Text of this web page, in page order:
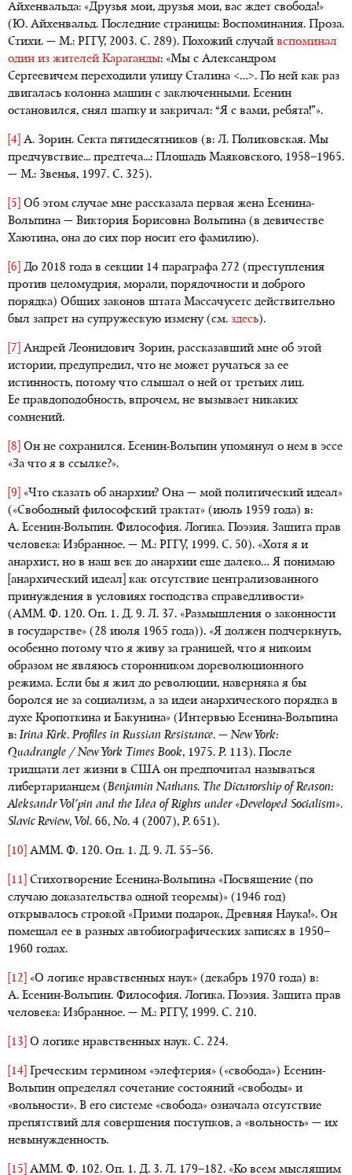
Айхенвальда: «Друзья мои, друзья мои, вас ждет свобода!»
(Ю. Айхенвальд. Последние страницы: Воспоминания. Проза.
Стихи. — М.: РГГУ, 2003. C. 289). Похожий случай вспоминал
один из жителей Караганды: «Мы с Александром
Сергеевичем переходили улицу Сталина <…>. По ней как раз
двигалась колонна машин с заключенными. Есенин
остановился, снял шапку и закричал: “Я с вами, ребята!”».
[4] А. Зорин. Секта пятидесятников (в: Л. Поликовская. Мы
предчувствие... предтеча...: Площадь Маяковского, 1958–1965.
— М.: Звенья, 1997. С. 325).
[5] Об этом случае мне рассказала первая жена Есенина-
Вольпина — Виктория Борисовна Вольпина (в девичестве
Хаютина, она до сих пор носит его фамилию).
[6] До 2018 года в секции 14 параграфа 272 (преступления
против целомудрия, морали, порядочности и доброго
порядка) Общих законов штата Массачусетс действительно
был запрет на супружескую измену (см. здесь).
[7] Андрей Леонидович Зорин, рассказавший мне об этой
истории, предупредил, что не может ручаться за ее
истинность, потому что слышал о ней от третьих лиц.
Ее правдоподобность, впрочем, не вызывает никаких
сомнений.
[8] Он не сохранился. Есенин-Вольпин упомянул о нем в эссе
«За что я в ссылке?».
[9]
«Что сказать об анархии? Она — мой политический идеал»
(«Свободный философский трактат» (июль 1959 года) в:
А. Есенин-Вольпин. Философия. Логика. Поэзия. Защита прав
человека: Избранное. — М.: РГГУ, 1999. С. 50). «Хотя я и
анархист, но в наш век до анархии еще далеко… Я понимаю
[анархический идеал] как отсутствие централизованного
принуждения в условиях господства справедливости»
(АММ. Ф. 120. Оп. 1. Д. 9. Л. 37. «Размышления о законности
в государстве» (28 июля 1965 года)). «Я должен подчеркнуть,
особенно потому что я живу за границей, что я никоим
образом не являюсь сторонником дореволюционного
режима. Если бы я жил до революции, наверняка я бы
боролся не за социализм, а за идеи анархического порядка в
духе Кропоткина и Бакунина» (Интервью Есенина-Вольпина
в:Irina Kirk. Profiles in Russian Resistance. —New York:
Quadrangle / New York Times Book, 1975.P. 113). После
тридцати лет жизни в США он предпочитал называться
либертарианцем (Benjamin Nathans. The Dictatorship of Reason:
Aleksandr Vol'pin and the Idea of Rights under «Developed Socialism».
Slavic Review, Vol. 66,No. 4 (2007),P. 651).
[10] АММ. Ф. 120. Оп. 1. Д. 9. Л. 55–56.
[11] Стихотворение Есенина-Вольпина «Посвящение (по
случаю доказательства одной теоремы)» (1946 год)
открывалось строкой «Прими подарок, Древняя Наука!». Он
помещал ее в разных автобиографических записях в 1950–
1960 годах.
[12] «О логике нравственных наук» (декабрь 1970 года) в:
А. Есенин-Вольпин. Философия. Логика. Поэзия. Защита прав
человека: Избранное. — М.: РГГУ, 1999. С. 210.
[13] О логике нравственных наук. С. 224.
[14] Греческим термином «элефтерия» («свобода») Есенин-
Вольпин определял сочетание состояний «свободы» и
«вольности». В его системе «свобода» означала отсутствие
препятствий для совершения поступков, а «вольность» — их
невынужденность.
[15] АММ. Ф. 102. Оп. 1. Д. 3. Л. 179–182. «Ко всем мыслящим